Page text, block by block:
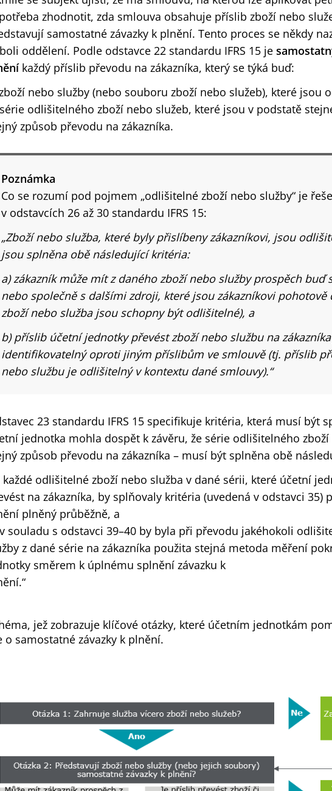
zhodnotit, zda smlouva obsahuje příslib zboží nebo
samostatné závazky k plnění. Tento proces se někdy
oddělení. Podle odstavce 22 standardu IFRS 15 je
každý příslib převodu na zákazníka, který se týká buď:
nebo služby (nebo souboru zboží nebo služeb), které jsou
odlišitelného zboží nebo služeb, které jsou v podstatě
způsob převodu na zákazníka.
Poznámka
Co se rozumí pod pojmem „odlišitelné zboží nebo služby“ je
v odstavcích 26 až 30 standardu IFRS 15:
„Zboží nebo služba, které byly přislíbeny zákazníkovi, jsou
jsou splněna obě následující kritéria:
a) zákazník může mít z daného zboží nebo služby prospěch buď
nebo společně s dalšími zdroji, které jsou zákazníkovi pohotově
zboží nebo služba jsou schopny být odlišitelné), a
b) příslib účetní jednotky převést zboží nebo službu na
identifikovatelný oproti jiným příslibům ve smlouvě (tj. příslib
nebo službu je odlišitelný v kontextu dané smlouvy).“
23 standardu IFRS 15 specifikuje kritéria, která musí být
jednotka mohla dospět k závěru, že série odlišitelného
způsob převodu na zákazníka – musí být splněna obě
každé odlišitelné zboží nebo služba v dané sérii, které účetní
na zákazníka, by splňovaly kritéria (uvedená v odstavci 35)
plněný průběžně, a
souladu s odstavci 39–40 by byla při převodu jakéhokoli
z dané série na zákazníka použita stejná metoda měření
směrem k úplnému splnění závazku k
jež zobrazuje klíčové otázky, které účetním jednotkám
o samostatné závazky k plnění.